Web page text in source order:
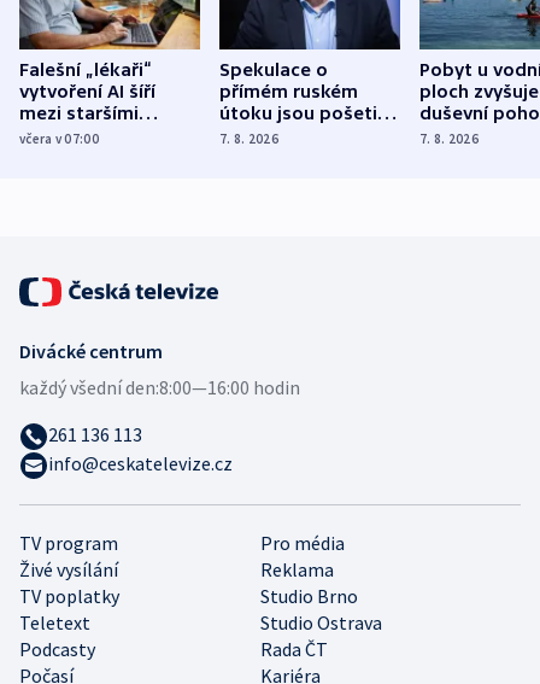
Falešní „lékaři“
vytvoření AI šíří
mezi staršími
Poláky nebezpečné
včera v 07:00
Spekulace o
přímém ruském
útoku jsou pošetilé,
míní estonský
7. 8. 2026
Pobyt u
ploch zvyšuje
duševní
ukázala
7. 8. 2026
TV program
Pro média
Živé vysílání
Reklama
TV poplatky
Studio Brno
Teletext
Studio Ostrava
Podcasty
Rada ČT
Počasí
Kariéra
Divácké centrum
každý všední den:8:00—16:00 hodin
261 136 113
info@ceskatelevize.cz